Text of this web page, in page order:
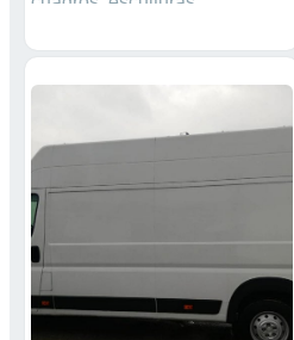
mobiliario. Fuenlabrada, Las
Pozuelo, Boadilla, Getafe,
Alcorcón, Humanes,
Alcobendas, Alcalá Henares,
Galapagar, Torrelodones,
Illescas, Toledo. Todo
perfectamente protegido
Contactar a través del teléfono
móvil. Precios desde 30 €